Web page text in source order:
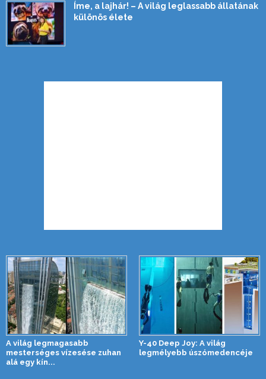
Íme, a lajhár! – A világ leglassabb állatának
különös élete
A világ legmagasabb
mesterséges vízesése zuhan
alá egy kín...
Y-40 Deep Joy: A világ
legmélyebb úszómedencéje